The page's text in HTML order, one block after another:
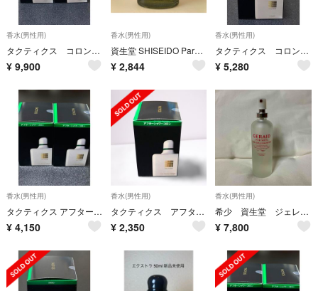
香水(男性用)
タクティクス コロン 240ml ２本
¥ 9,900
香水(男性用)
資生堂 SHISEIDO Paradigm パラディム コロン エクストラ 〈パヒュームコロン〉
¥ 2,844
香水(男性用)
タクティクス コロン 240ml
¥ 5,280
香水(男性用)
タクティクス アフターシャワー コロン 150ml 2本
¥ 4,150
香水(男性用)
タクティクス アフターシャワー コロン
¥ 2,350
香水(男性用)
希少 資生堂 ジェレイドフォーメン オーデコロン
¥ 7,800